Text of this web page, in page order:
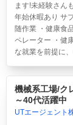
ます!未経験さん
年始休暇あり サ
随作業 ・健康食
ペレーター ・健
な就業を前提に
機械系工場/ク
～40代活躍中
UTエージェント